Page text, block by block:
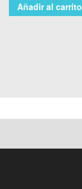
Añadir al carrito